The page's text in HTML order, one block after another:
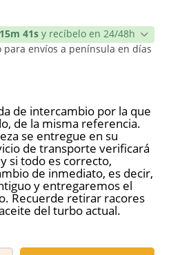
41s y recíbelo en 24/48h
para envíos a península en días
de intercambio por la que
de la misma referencia.
se entregue en su
de transporte verificará
si todo es correcto,
de inmediato, es decir,
y entregaremos el
Recuerde retirar racores
del turbo actual.